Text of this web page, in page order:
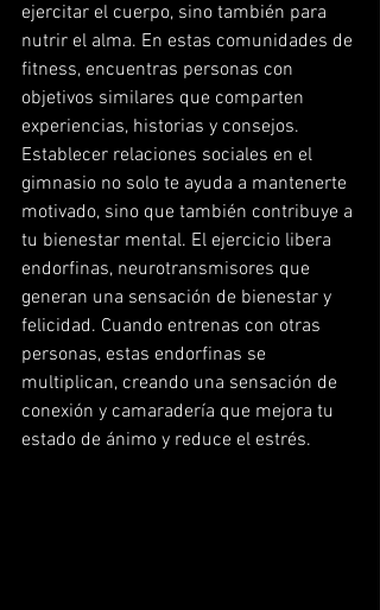
ejercitar el cuerpo, sino también para
nutrir el alma. En estas comunidades de
fitness, encuentras personas con
objetivos similares que comparten
experiencias, historias y consejos.
Establecer relaciones sociales en el
gimnasio no solo te ayuda a mantenerte
motivado, sino que también contribuye a
tu bienestar mental. El ejercicio libera
endorfinas, neurotransmisores que
generan una sensación de bienestar y
felicidad. Cuando entrenas con otras
personas, estas endorfinas se
multiplican, creando una sensación de
conexión y camaradería que mejora tu
estado de ánimo y reduce el estrés.